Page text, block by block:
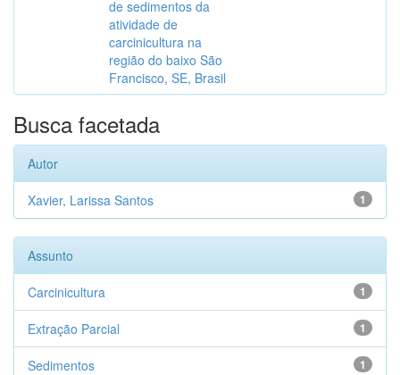
de sedimentos da
atividade de
carcinicultura na
região do baixo São
Francisco, SE, Brasil
Busca facetada
Autor
1
Xavier, Larissa Santos
Assunto
1
Carcinicultura
1
Extração Parcial
1
Sedimentos